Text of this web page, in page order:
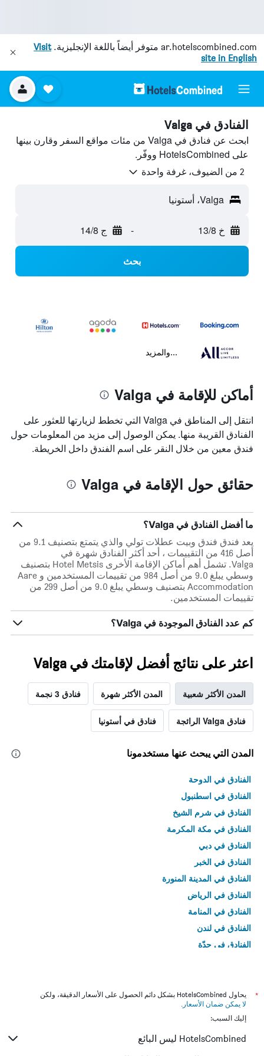
ar.hotelscombined.com متوفر أيضاً باللغة الإنجليزية.Visit
site in English
الفنادق في Valga
ابحث عن فنادق في Valga من مئات مواقع السفر وقارن بينها
على HotelsCombined ووفّر.
2 من الضيوف، غرفة واحدة
Valga، أستونيا
خ 13/8 - ج 14/8
بحث
...والمزيد
أماكن للإقامة في Valga
انتقل إلى المناطق في Valga التي تخطط لزيارتها للعثور على
الفنادق القريبة منها. يمكن الوصول إلى مزيد من المعلومات حول
فندق معين من خلال النقر على اسم الفندق داخل الخريطة.
حقائق حول الإقامة في Valga
ما أفضل الفنادق في Valga؟
يعد فندق فندق وبيت عطلات تولي والذي يتمتع بتصنيف 9.1 من
أصل 416 من التقييمات ، أحد أكثر الفنادق شهرة في
Valga. تشمل أهم أماكن الإقامة الأخرى Hotel Metsis بتصنيف
وسطي يبلغ 9.0 من أصل 984 من تقييمات المستخدمين و Aare
Accommodation بتصنيف وسطي يبلغ 9.0 من أصل 299 من
تقييمات المستخدمين.
كم عدد الفنادق الموجودة في Valga؟
اعثر على نتائج أفضل لإقامتك في Valga
المدن الأكثر شعبية المدن الأكثر شهرة فنادق 3 نجمة
فنادق Valga الرائجة فنادق في أستونيا
المدن التي يبحث عنها مستخدمونا
الفنادق في الدوحة
الفنادق في اسطنبول
الفنادق في شرم الشيخ
الفنادق في مكة المكرمة
الفنادق في دبي
الفنادق في الخبر
الفنادق في المدينة المنورة
الفنادق في الرياض
الفنادق في المنامة
الفنادق في لندن
الفنادق في جدّة
*
يحاول HotelsCombined بشكل دائم الحصول على الأسعار الدقيقة، ولكن
لا يمكن ضمان الأسعار .
إليك السبب:
HotelsCombined ليس البائع